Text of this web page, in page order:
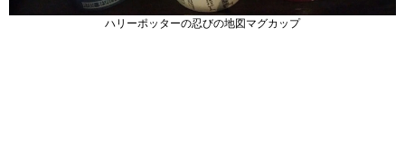
ハリーポッターの忍びの地図マグカップ